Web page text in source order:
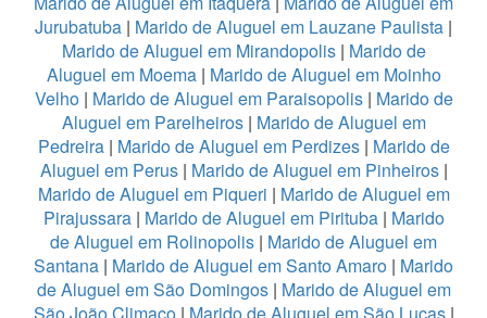
Jurubatuba | Marido de Aluguel em Lauzane Paulista |
Marido de Aluguel em Mirandopolis| Marido de
Aluguel em Moema| Marido de Aluguel em Moinho
Velho | Marido de Aluguel em Paraisopolis| Marido de
Aluguel em Parelheiros| Marido de Aluguel em
Pedreira| Marido de Aluguel em Perdizes| Marido de
Aluguel em Perus| Marido de Aluguel em Pinheiros|
Marido de Aluguel em Piqueri | Marido de Aluguel em
Pirajussara| Marido de Aluguel em Pirituba| Marido
de Aluguel em Rolinopolis | Marido de Aluguel em
Santana | Marido de Aluguel em Santo Amaro | Marido
de Aluguel em São Domingos| Marido de Aluguel em